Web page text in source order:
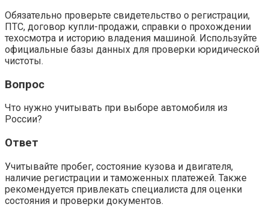
Обязательно проверьте свидетельство о регистрации,
ПТС, договор купли-продажи, справки о прохождении
техосмотра и историю владения машиной. Используйте
официальные базы данных для проверки юридической
чистоты.
Вопрос
Что нужно учитывать при выборе автомобиля из
России?
Ответ
Учитывайте пробег, состояние кузова и двигателя,
наличие регистрации и таможенных платежей. Также
рекомендуется привлекать специалиста для оценки
состояния и проверки документов.